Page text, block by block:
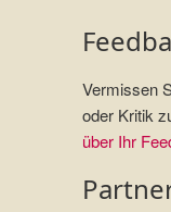
Vermissen
oder Kritik
über Ihr